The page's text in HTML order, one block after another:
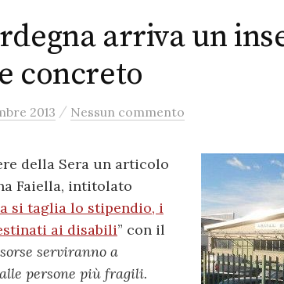
arriva un
concreto
2013 / Nessun commento
della Sera un articolo
Faiella, intitolato
si taglia lo stipendio, i
ai disabili” con il
serviranno a
persone più fragili.